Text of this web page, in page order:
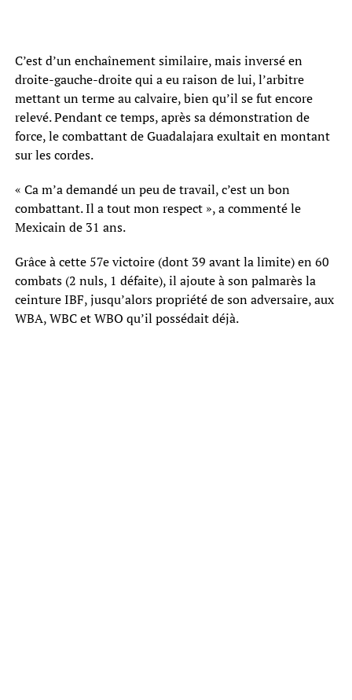
C’est d’un enchaînement similaire, mais inversé en
droite-gauche-droite qui a eu raison de lui, l’arbitre
mettant un terme au calvaire, bien qu’il se fut encore
relevé. Pendant ce temps, après sa démonstration de
force, le combattant de Guadalajara exultait en montant
sur les cordes.
« Ca m’a demandé un peu de travail, c’est un bon
combattant. Il a tout mon respect », a commenté le
Mexicain de 31 ans.
Grâce à cette 57e victoire (dont 39 avant la limite) en 60
combats (2 nuls, 1 défaite), il ajoute à son palmarès la
ceinture IBF, jusqu’alors propriété de son adversaire, aux
WBA, WBC et WBO qu’il possédait déjà.